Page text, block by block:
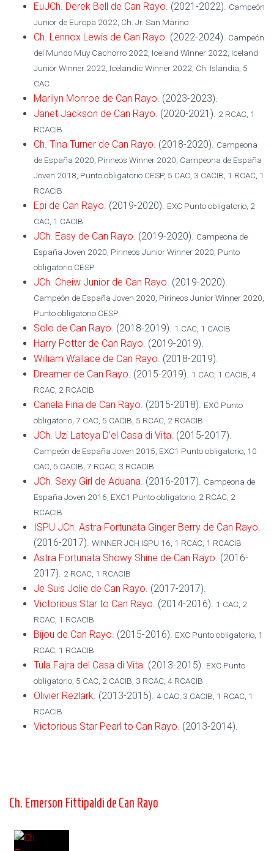
EuJCh. Derek Bell de Can Rayo. (2021-2022). Campeón
Junior de Europa 2022, Ch. Jr. San Marino
Ch. Lennox Lewis de Can Rayo. (2022-2024). Campeón
del Mundo Muy Cachorro 2022, Iceland Winner 2022, Iceland
Junior Winner 2022, Icelandic Winner 2022, Ch. Islandia, 5
CAC
Marilyn Monroe de Can Rayo. (2023-2023).
Janet Jackson de Can Rayo. (2020-2021). 2 RCAC, 1
RCACIB
Ch. Tina Turner de Can Rayo. (2018-2020). Campeona
de España 2020, Pirineos Winner 2020, Campeona de España
Joven 2018, Punto obligatorio CESP, 5 CAC, 3 CACIB, 1 RCAC, 1
RCACIB
Epi de Can Rayo. (2019-2020). EXC Punto obligatorio, 2
CAC, 1 CACIB
JCh. Easy de Can Rayo. (2019-2020). Campeona de
España Joven 2020, Pirineos Junior Winner 2020, Punto
obligatorio CESP
JCh. Cheiw Junior de Can Rayo. (2019-2020).
Campeón de España Joven 2020, Pirineos Junior Winner 2020,
Punto obligatorio CESP
Solo de Can Rayo. (2018-2019). 1 CAC, 1 CACIB
Harry Potter de Can Rayo. (2019-2019).
William Wallace de Can Rayo. (2018-2019).
Dreamer de Can Rayo. (2015-2019). 1 CAC, 1 CACIB, 4
RCAC, 2 RCACIB
Canela Fina de Can Rayo. (2015-2018). EXC Punto
obligatorio, 7 CAC, 5 CACIB, 5 RCAC, 2 RCACIB
JCh. Uzi Latoya D’el Casa di Vita. (2015-2017).
Campeón de España Joven 2015, EXC1 Punto obligatorio, 10
CAC, 5 CACIB, 7 RCAC, 3 RCACIB
JCh. Sexy Girl de Aduana. (2016-2017). Campeona de
España Joven 2016, EXC1 Punto obligatorio, 2 RCAC, 2
RCACIB
ISPU JCh. Astra Fortunata Ginger Berry de Can Rayo.
(2016-2017). WINNER JCH ISPU 16, 1 RCAC, 1 RCACIB
Astra Fortunata Showy Shine de Can Rayo. (2016-
2017). 2 RCAC, 1 RCACIB
Je Suis Jolie de Can Rayo. (2017-2017).
Victorious Star to Can Rayo. (2014-2016). 1 CAC, 2
RCAC, 1 RCACIB
Bijou de Can Rayo. (2015-2016). EXC Punto obligatorio, 1
RCAC, 1 RCACIB
Tula Fajra del Casa di Vita. (2013-2015). EXC Punto
obligatorio, 5 CAC, 2 CACIB, 3 RCAC, 4 RCACIB
Olivier Rezlark. (2013-2015). 4 CAC, 3 CACIB, 1 RCAC, 1
RCACIB
Victorious Star Pearl to Can Rayo. (2013-2014).
Ch. Emerson Fittipaldi de Can Rayo